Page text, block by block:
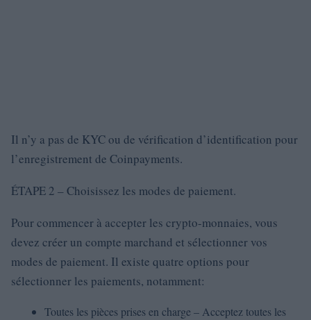
Il n’y a pas de KYC ou de vérification d’identification pour
l’enregistrement de Coinpayments.
ÉTAPE 2 – Choisissez les modes de paiement.
Pour commencer à accepter les crypto-monnaies, vous
devez créer un compte marchand et sélectionner vos
modes de paiement. Il existe quatre options pour
sélectionner les paiements, notamment:
Toutes les pièces prises en charge – Acceptez toutes les